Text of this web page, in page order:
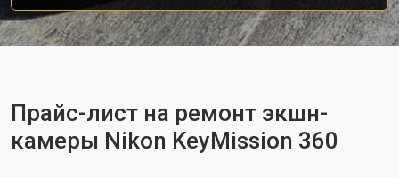
Прайс-лист на ремонт экшн-
камеры Nikon KeyMission 360